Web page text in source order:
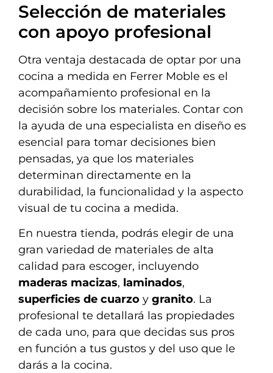
Selección de materiales
con apoyo profesional
Otra ventaja destacada de optar por una
cocina a medida en Ferrer Moble es el
acompañamiento profesional en la
decisión sobre los materiales. Contar con
la ayuda de una especialista en diseño es
esencial para tomar decisiones bien
pensadas, ya que los materiales
determinan directamente en la
durabilidad, la funcionalidad y la aspecto
visual de tu cocina a medida.
En nuestra tienda, podrás elegir de una
gran variedad de materiales de alta
calidad para escoger, incluyendo
maderas macizas, laminados,
superficies de cuarzo y granito. La
profesional te detallará las propiedades
de cada uno, para que decidas sus pros
en función a tus gustos y del uso que le
darás a la cocina.